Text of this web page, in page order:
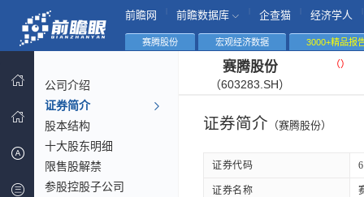
前瞻网 前瞻数据库 企查猫 经济学人
赛腾股份 宏观经济数据 3000+精品报
公司介绍
证券简介
股本结构
十大股东明细
限售股解禁
参股控股子公司
赛腾股份
（603283.SH）
（）
证券简介 （赛腾股份）
证券代码
证券名称